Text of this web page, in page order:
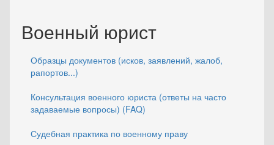
Военный юрист
Образцы документов (исков, заявлений, жалоб,
рапортов...)
Консультация военного юриста (ответы на часто
задаваемые вопросы) (FAQ)
Судебная практика по военному праву